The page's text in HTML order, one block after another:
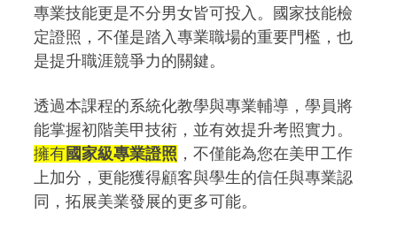
專業技能更是不分男女皆可投入。國家技能檢
定證照，不僅是踏入專業職場的重要門檻，也
是提升職涯競爭力的關鍵。
透過本課程的系統化教學與專業輔導，學員將
能掌握初階美甲技術，並有效提升考照實力。
擁有國家級專業證照 ，不僅能為您在美甲工作
上加分，更能獲得顧客與學生的信任與專業認
同，拓展美業發展的更多可能。